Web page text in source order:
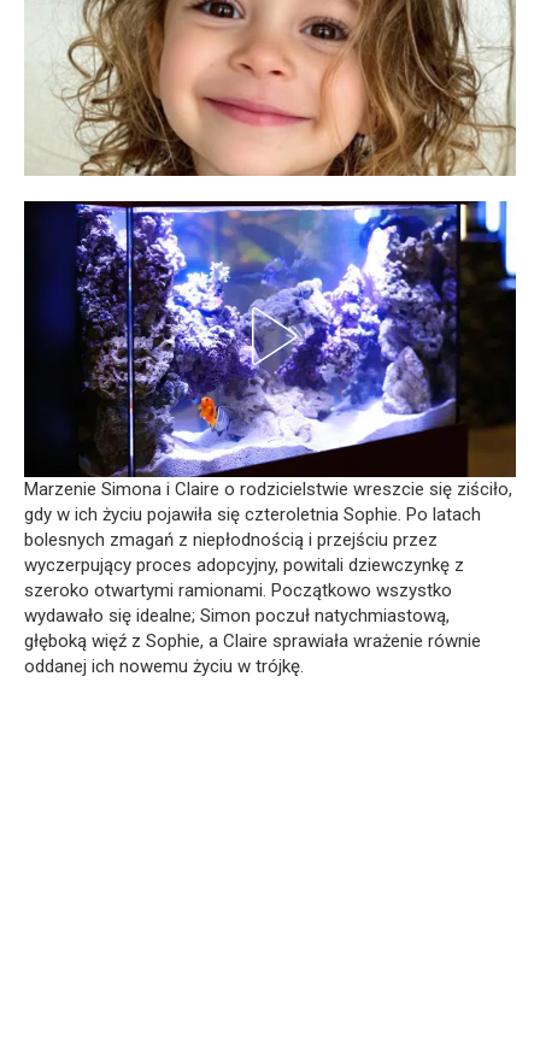
Marzenie Simona i Claire o rodzicielstwie wreszcie się ziściło,
gdy w ich życiu pojawiła się czteroletnia Sophie. Po latach
bolesnych zmagań z niepłodnością i przejściu przez
wyczerpujący proces adopcyjny, powitali dziewczynkę z
szeroko otwartymi ramionami. Początkowo wszystko
wydawało się idealne; Simon poczuł natychmiastową,
głęboką więź z Sophie, a Claire sprawiała wrażenie równie
oddanej ich nowemu życiu w trójkę.